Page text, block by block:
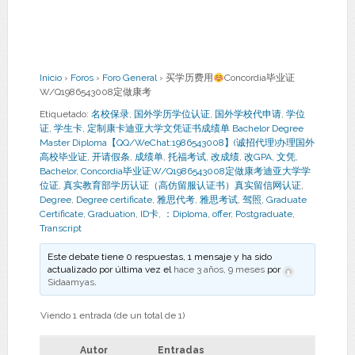
Inicio › Foros › Foro General › 买学历费用
Concordia毕业证
W/Q1986543008定做康考
Etiquetado: 名校保录, 国外学历学位认证, 国外学校代申请, 学位
证, 学生卡, 定制康卡迪亚大学文凭证书成绩单 Bachelor Degree
Master Diploma【QQ/WeChat:1986543008】(诚招代理)办理国外
高校毕业证, 开请假条, 成绩单, 托福考试, 改成绩, 改GPA, 文凭,
Bachelor, Concordia毕业证W/Q1986543008定做康考迪亚大学学
位证, 真实教育部学历认证（高仿留服认证书）真实留信网认证,
Degree, Degree certificate, 雅思代考, 雅思考试, 驾照, Graduate
Certificate, Graduation, ID卡, ：Diploma, offer, Postgraduate,
Transcript
Este debate tiene 0 respuestas, 1 mensaje y ha sido
actualizado por última vez el hace 3 años, 9 meses por
Sidaamyas.
Viendo 1 entrada (de un total de 1)
Autor Entradas